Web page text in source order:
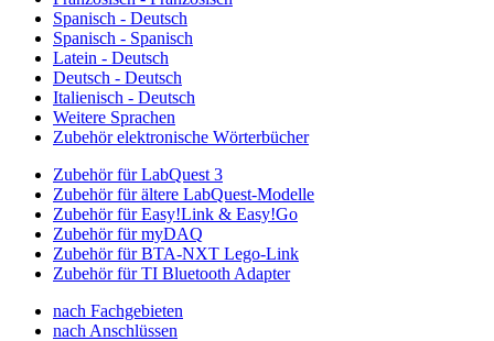
Spanisch - Deutsch
Spanisch - Spanisch
Latein - Deutsch
Deutsch - Deutsch
Italienisch - Deutsch
Weitere Sprachen
Zubehör elektronische Wörterbücher
Zubehör für LabQuest 3
Zubehör für ältere LabQuest-Modelle
Zubehör für Easy!Link & Easy!Go
Zubehör für myDAQ
Zubehör für BTA-NXT Lego-Link
Zubehör für TI Bluetooth Adapter
nach Fachgebieten
nach Anschlüssen